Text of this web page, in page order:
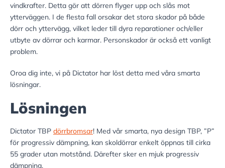
vindkrafter. Detta gör att dörren flyger upp och slås mot
ytterväggen. I de flesta fall orsakar det stora skador på både
dörr och yttervägg, vilket leder till dyra reparationer och/eller
utbyte av dörrar och karmar. Personskador är också ett vanligt
problem.
Oroa dig inte, vi på Dictator har löst detta med våra smarta
lösningar.
Lösningen
Dictator TBP dörrbromsar! Med vår smarta, nya design TBP, ”P”
för progressiv dämpning, kan skoldörrar enkelt öppnas till cirka
55 grader utan motstånd. Därefter sker en mjuk progressiv
dämpning.